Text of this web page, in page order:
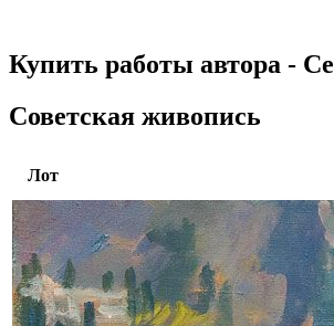
Купить работы автора -
Советская живопись
Лот